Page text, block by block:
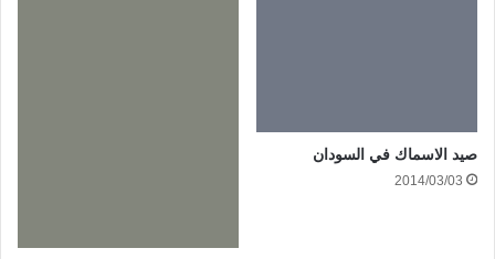
صيد الاسماك في السودان
2014/03/03